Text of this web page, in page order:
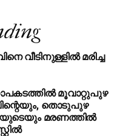
വീടിനുള്ളിൽ മരിച്ച
മൂവാറ്റുപുഴ
തൊടുപുഴ
മരണത്തില്‍